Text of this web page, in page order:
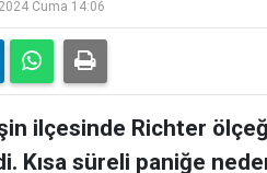
Cuma 14:06
ilçesinde Richter
Kısa süreli paniğe